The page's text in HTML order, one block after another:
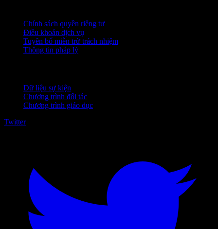
Chính sách quyền riêng tư
Điều khoản dịch vụ
Tuyên bố miễn trừ trách nhiệm
Thông tin pháp lý
Dữ liệu sự kiện
Chương trình đối tác
Chương trình giáo dục
Twitter